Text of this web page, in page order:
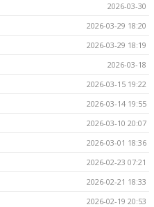
2026-03-30
2026-03-29 18:20
2026-03-29 18:19
2026-03-18
2026-03-15 19:22
2026-03-14 19:55
2026-03-10 20:07
2026-03-01 18:36
2026-02-23 07:21
2026-02-21 18:33
2026-02-19 20:53